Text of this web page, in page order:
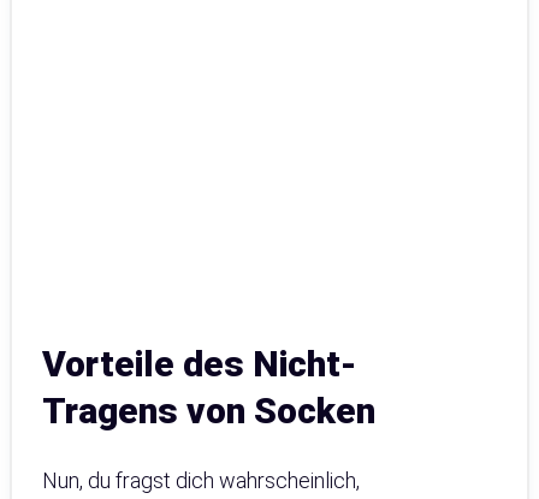
Vorteile des Nicht-
Tragens von Socken
Nun, du fragst dich wahrscheinlich,